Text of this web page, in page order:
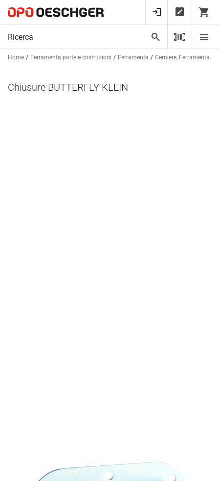
Home Ferramenta porte e costruzioni Ferramenta Cerniere, Ferramenta
Chiusure BUTTERFLY KLEIN